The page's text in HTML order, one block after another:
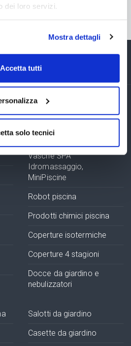
dei loro servizi.
Mostra dettagli
Accetta tutti
solo tecnici
categorie di
da esterno
Vasche SPA
Idromassaggio,
MiniPiscine
Robot piscina
Prodotti chimici piscina
Coperture isotermiche
Coperture 4 stagioni
Docce da giardino e
nebulizzatori
Salotti da giardino
Casette da giardino